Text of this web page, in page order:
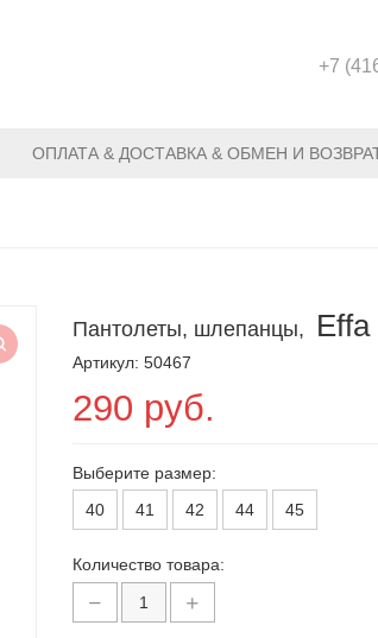
+7
ОПЛАТА & ДОСТАВКА & ОБМЕН И
Пантолеты, шлепанцы, Effa
Артикул: 50467
290 руб.
Выберите размер:
40
41 42 44 45
Количество товара: